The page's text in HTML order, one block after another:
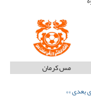
مس کرمان
بعدی »»